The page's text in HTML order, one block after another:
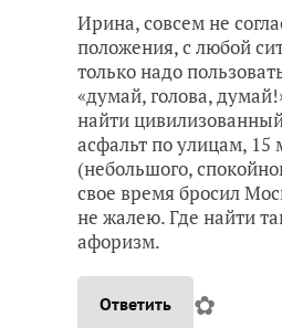
Ирина, совсем не
положения, с любой
только надо
«думай, голова,
найти
асфальт по улицам, 15
(небольшого,
свое время бросил
не жалею. Где найти
афоризм.
Ответить ✿